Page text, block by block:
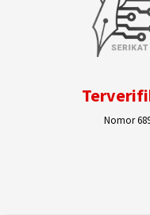
Nomor